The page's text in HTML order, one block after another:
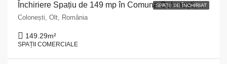
SPAȚII DE ÎNCHIRIAT
Închiriere Spațiu de 149 mp în Comuna Colonești, Județul Olt
Colonești, Olt, România
149.29m²
SPAȚII COMERCIALE